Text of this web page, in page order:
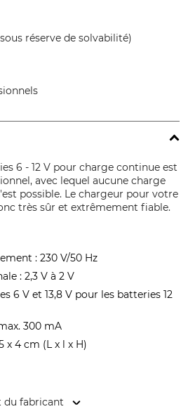
réserve de solvabilité)
6 - 12 V pour charge continue est
avec lequel aucune charge
possible. Le chargeur pour votre
très sûr et extrêmement fiable.
: 230 V/50 Hz
: 2,3 V à 2 V
6 V et 13,8 V pour les batteries 12
300 mA
x 4 cm (L x l x H)
du fabricant